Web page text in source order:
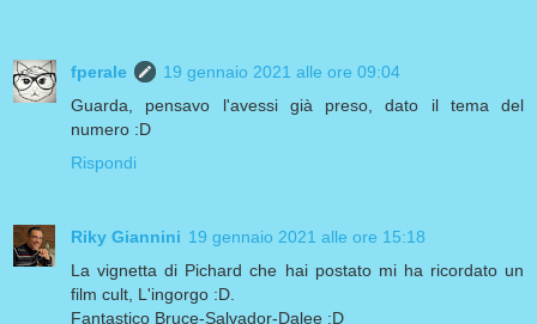
fperale
19 gennaio 2021 alle ore 09:04
Guarda, pensavo l'avessi già preso, dato il tema del
numero :D
Rispondi
Riky Giannini 19 gennaio 2021 alle ore 15:18
La vignetta di Pichard che hai postato mi ha ricordato un
film cult, L'ingorgo :D.
Fantastico Bruce-Salvador-Dalee :D